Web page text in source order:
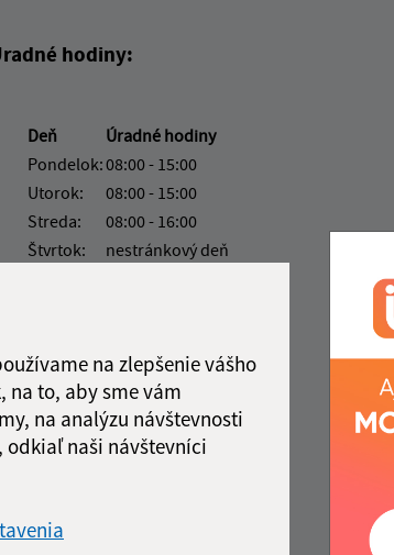
na zlepšenie vášho
na to, aby sme vám
na analýzu návštevnosti
odkiaľ naši návštevníci
hodiny:
Deň
Úradné hodiny
Pondelok:08:00 - 15:00
Utorok:
08:00 - 15:00
Streda:
08:00 - 16:00
Štvrtok:
nestránkový deň